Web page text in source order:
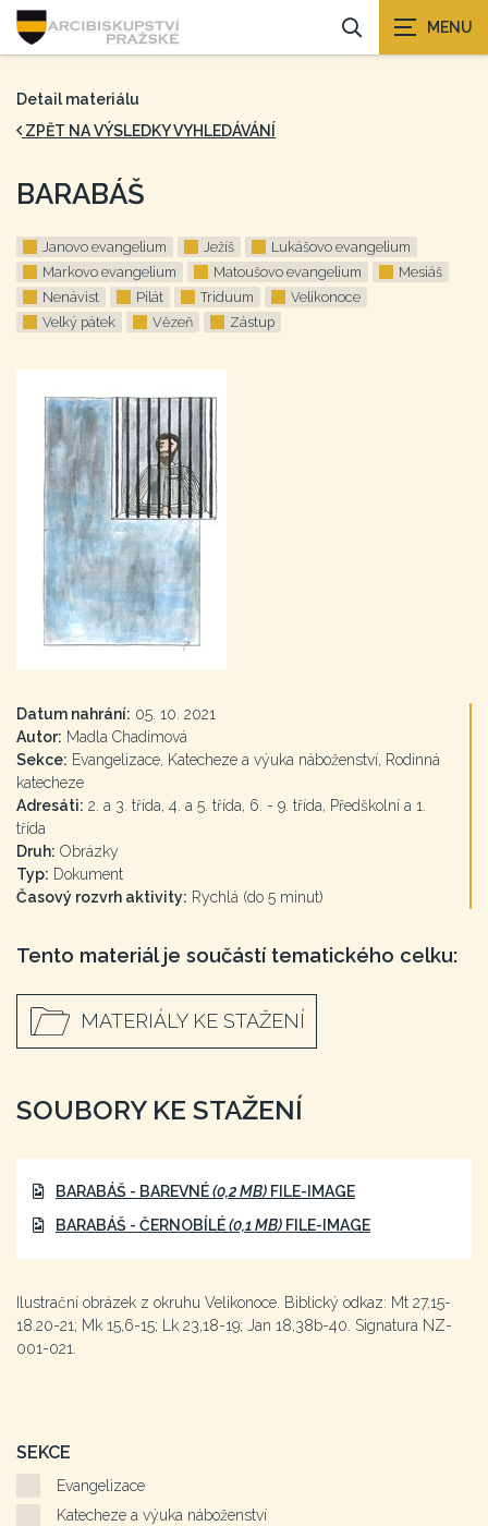
Detail materiálu
ZPĚT NA VÝSLEDKY VYHLEDÁVÁNÍ
BARABÁŠ
Janovo evangelium Ježíš
Lukášovo evangelium
Markovo evangelium
Matoušovo evangelium
Mesiáš
Nenávist
Pilát Triduum
Velikonoce
Velký pátek
Vězeň Zástup
Datum nahrání: 05. 10. 2021
Autor: Madla Chadimová
Sekce: Evangelizace, Katecheze a výuka náboženství, Rodinná
katecheze
Adresáti: 2. a 3. třída, 4. a 5. třída, 6. - 9. třída, Předškolní a 1.
třída
Druh: Obrázky
Typ: Dokument
Časový rozvrh aktivity: Rychlá (do 5 minut)
Tento materiál je součástí tematického celku:
MATERIÁLY KE STAŽENÍ
SOUBORY KE STAŽENÍ
BARABÁŠ - BAREVNÉ(0,2 MB) FILE-IMAGE
BARABÁŠ - ČERNOBÍLÉ(0,1 MB) FILE-IMAGE
Ilustrační obrázek z okruhu Velikonoce. Biblický odkaz: Mt 27,15-
18.20-21; Mk 15,6-15; Lk 23,18-19; Jan 18,38b-40. Signatura NZ-
001-021.
SEKCE
Evangelizace
Katecheze a výuka náboženství